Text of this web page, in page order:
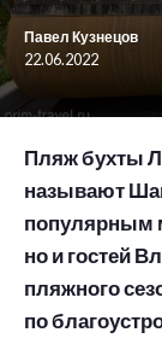
Павел Кузнецов
22.06.2022
Пляж бухты
называют
популярным
но и гостей
пляжного
по